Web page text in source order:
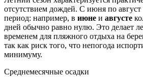
отсутствием дождей. С июня по август
период: например, в июне и августе
дней обычно равно нулю. Это делает
временем для пляжного отдыха на
так как риск того, что непогода
минимуму.
Среднемесячные осадки